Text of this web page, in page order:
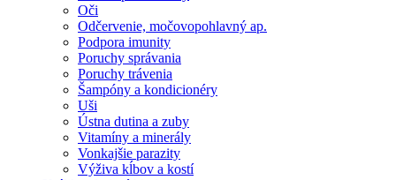
Oči
Odčervenie, močovopohlavný ap.
Podpora imunity
Poruchy správania
Poruchy trávenia
Šampóny a kondicionéry
Uši
Ústna dutina a zuby
Vitamíny a minerály
Vonkajšie parazity
Výživa kĺbov a kostí